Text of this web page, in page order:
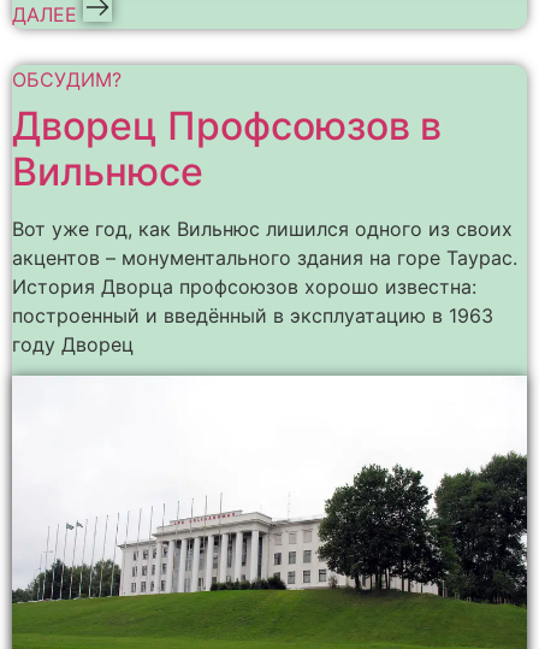
ДАЛЕЕ
ОБСУДИМ?
Дворец Профсоюзов в
Вильнюсе
Вот уже год, как Вильнюс лишился одного из своих
акцентов – монументального здания на горе Таурас.
История Дворца профсоюзов хорошо известна:
построенный и введённый в эксплуатацию в 1963
году Дворец